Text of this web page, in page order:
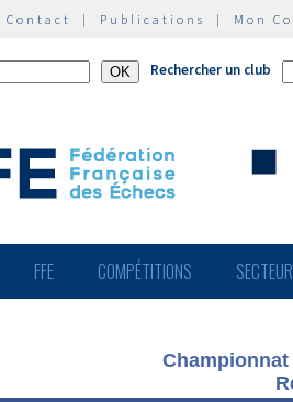
Contact | Publications | Mon
Rechercher un club
FFE COMPÉTITIONS
Championnat